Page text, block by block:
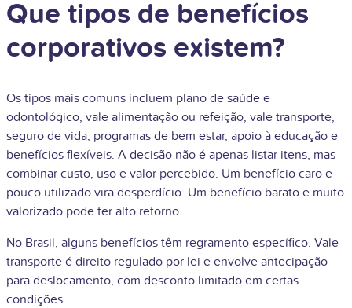
Que tipos de benefícios
corporativos existem?
Os tipos mais comuns incluem plano de saúde e
odontológico, vale alimentação ou refeição, vale transporte,
seguro de vida, programas de bem estar, apoio à educação e
benefícios flexíveis. A decisão não é apenas listar itens, mas
combinar custo, uso e valor percebido. Um benefício caro e
pouco utilizado vira desperdício. Um benefício barato e muito
valorizado pode ter alto retorno.
No Brasil, alguns benefícios têm regramento específico. Vale
transporte é direito regulado por lei e envolve antecipação
para deslocamento, com desconto limitado em certas
condições.